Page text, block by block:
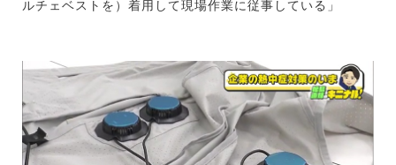
ルチェベストを）着用して現場作業に従事している」